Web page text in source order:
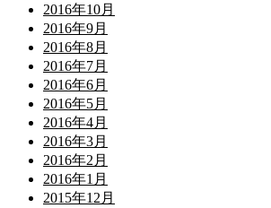
2016年10月
2016年9月
2016年8月
2016年7月
2016年6月
2016年5月
2016年4月
2016年3月
2016年2月
2016年1月
2015年12月